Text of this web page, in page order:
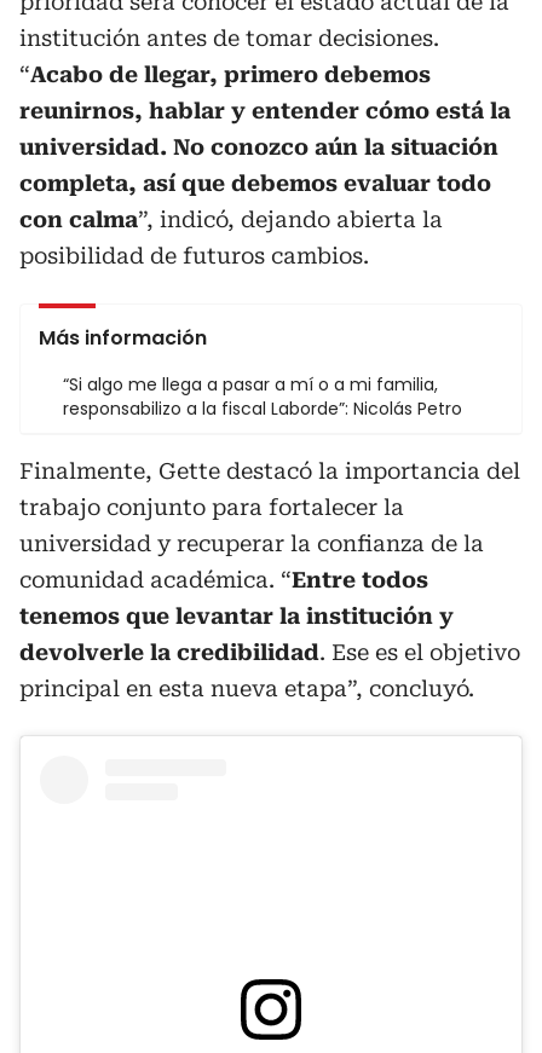
institución antes de tomar decisiones.
“Acabo de llegar, primero debemos
reunirnos, hablar y entender cómo está la
universidad. No conozco aún la situación
completa, así que debemos evaluar todo
con calma”, indicó, dejando abierta la
posibilidad de futuros cambios.
Más información
“Si algo me llega a pasar a mí o a mi familia,
responsabilizo a la fiscal Laborde”: Nicolás Petro
Finalmente, Gette destacó la importancia del
trabajo conjunto para fortalecer la
universidad y recuperar la confianza de la
comunidad académica. “Entre todos
tenemos que levantar la institución y
devolverle la credibilidad. Ese es el objetivo
principal en esta nueva etapa”, concluyó.